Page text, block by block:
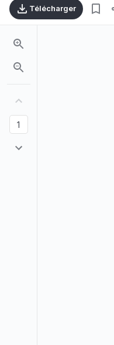
Télécharger